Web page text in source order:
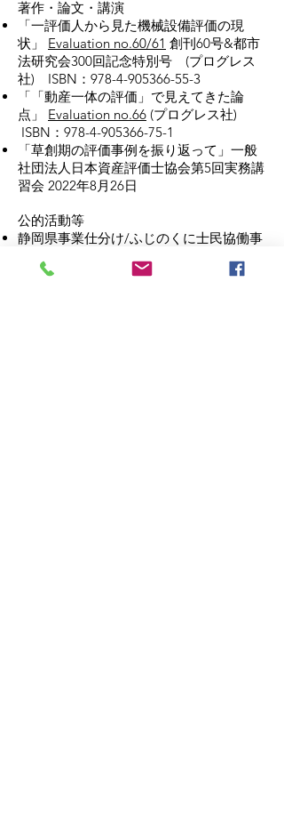
著作・論文・講演
「一評価人から見た機械設備評価の現
状」 Evaluation no.60/61 創刊60号&都市
法研究会300回記念特別号 (プログレス
社) ISBN：978-4-905366-55-3
「「動産一体の評価」で見えてきた論
点」 Evaluation no.66 (プログレス社)
ISBN：978-4-905366-75-1
「草創期の評価事例を振り返って」一般
社団法人日本資産評価士協会第5回実務講
習会 2022年8月26日
公的活動等
静岡県事業仕分け/ふじのくに士民協働事
静岡市上下水道事業経営協議会 2017年